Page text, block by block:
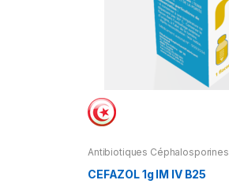
Antibiotiques Céphalosporines
CEFAZOL 1g IM IV B25